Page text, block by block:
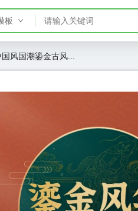
板
风国潮鎏金古风...